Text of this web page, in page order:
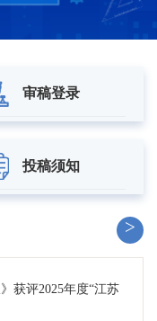
审稿登录
投稿须知
>
获评2025年度“江苏